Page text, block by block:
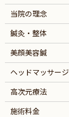
当院の理念
鍼灸・整体
美顔美容鍼
ヘッドマッサージ
高次元療法
施術料金